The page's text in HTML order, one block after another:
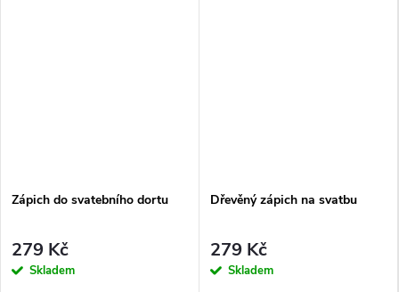
Zápich do svatebního dortu
279 Kč
Skladem
Dřevěný zápich na svatbu
279 Kč
Skladem